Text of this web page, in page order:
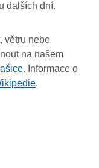
dalších dní.
větru nebo
na našem
. Informace o
.